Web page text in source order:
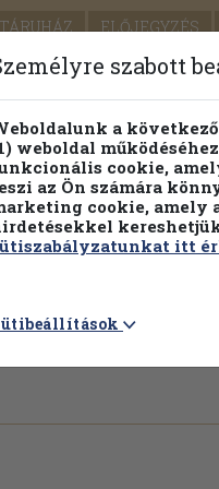
ELŐJEGYZÉS
PILLANATNYI ÁRAINK
szabott
a
weboldal
cookie,
az Ön számára
cookie, amely
itt